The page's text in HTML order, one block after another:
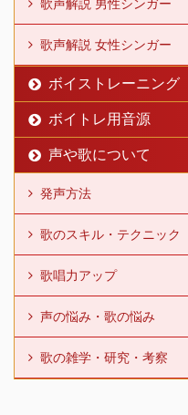
歌声解説 男性シンガー
歌声解説 女性シンガー
ボイストレーニング
ボイトレ用音源
声や歌について
発声方法
歌のスキル・テクニック
歌唱力アップ
声の悩み・歌の悩み
歌の雑学・研究・考察